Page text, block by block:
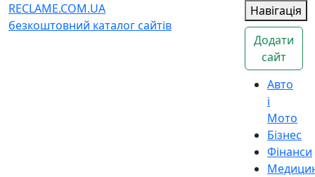
RECLAME.COM.UA
безкоштовний каталог сайтів
Навігація
Додати
сайт
Авто
і
Мото
Бізнес
Фінанси